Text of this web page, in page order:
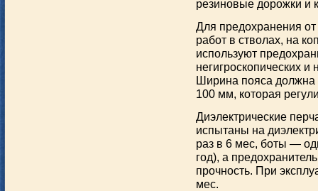
резиновые дорожки и
Для предохранения
работ в стволах, на
используют
негигроскопических
Ширина пояса
100 мм, которая
Диэлектрические
испытаны на
раз в 6 мес, боты —
год), а
прочность. При
мес.